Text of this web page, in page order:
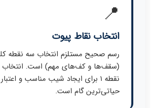
📍
انتخاب نقاط پیوت
رسم صحیح مستلزم انتخاب سه نقطه
(سقف‌ها و کف‌های مهم) است.
نقطه ۱ برای ایجاد شیب مناسب و
حیاتی‌ترین گام است.